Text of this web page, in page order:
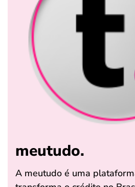
meutudo.
A meutudo é uma